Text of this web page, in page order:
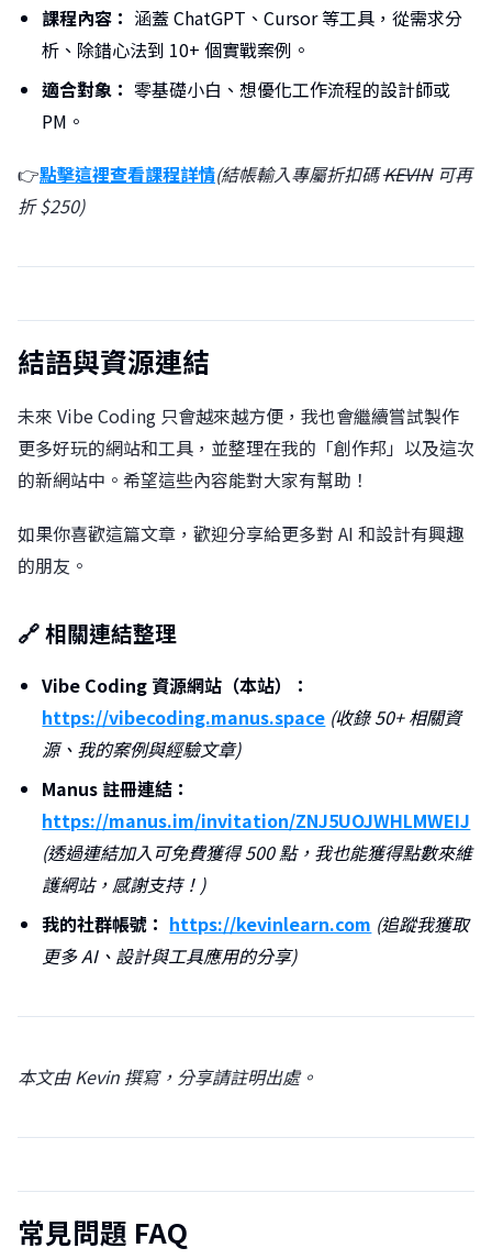
課程內容： 涵蓋 ChatGPT、Cursor 等工具，從需求分
析、除錯心法到 10+ 個實戰案例。
適合對象： 零基礎小白、想優化工作流程的設計師或
PM。
👉點擊這裡查看課程詳情(結帳輸入專屬折扣碼KEVIN可再
折 $250)
結語與資源連結
未來 Vibe Coding 只會越來越方便，我也會繼續嘗試製作
更多好玩的網站和工具，並整理在我的「創作邦」以及這次
的新網站中。希望這些內容能對大家有幫助！
如果你喜歡這篇文章，歡迎分享給更多對 AI 和設計有興趣
的朋友。
🔗 相關連結整理
Vibe Coding 資源網站（本站）：
https://vibecoding.manus.space (收錄 50+ 相關資
源、我的案例與經驗文章)
Manus 註冊連結：
https://manus.im/invitation/ZNJ5UOJWHLMWEIJ
(透過連結加入可免費獲得 500 點，我也能獲得點數來維
護網站，感謝支持！)
我的社群帳號： https://kevinlearn.com (追蹤我獲取
更多 AI、設計與工具應用的分享)
本文由 Kevin 撰寫，分享請註明出處。
常見問題 FAQ